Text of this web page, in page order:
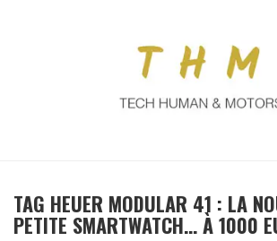
TAG HEUER MODULAR 41 : LA
PETITE SMARTWATCH… À 1000